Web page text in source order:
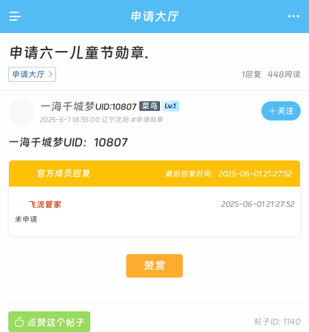
 申请大厅 
申请六一儿童节勋章.
1回复 448阅读
申请大厅 
 关注
一海千城梦UID:10807 菜鸟
2025-6-1 18:55:00 辽宁沈阳 #申请勋章
一海千城梦UID：10807
最后回复时间：2025-06-01 21:27:52
官方成员回复
飞流管家
2025-06-01 21:27:52
未申请
赞赏
帖子ID: 1140
 点赞这个帖子